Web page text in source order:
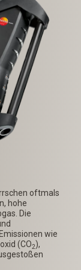
oftmals
hohe
Die
wie
(CO2),